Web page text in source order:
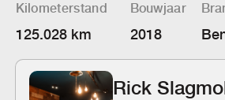
Kilometerstand
125.028 km
Bouwjaar
2018
Rick